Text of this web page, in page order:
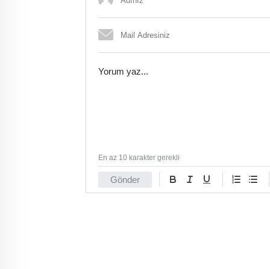
Gönder
En az 10 karakter gerekli